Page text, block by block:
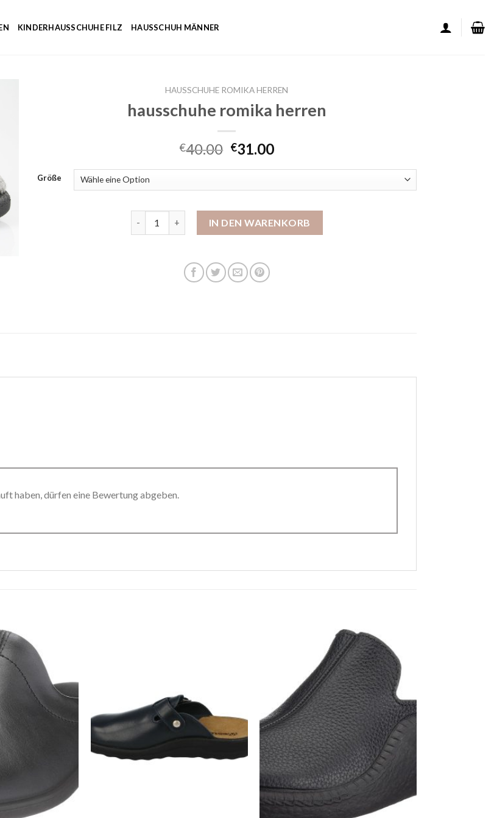
KINDERHAUSSCHUHE FILZ HAUSSCHUH MÄNNER
HAUSSCHUHE ROMIKA HERREN
hausschuhe romika herren
€40.00 €31.00
Größe
IN DEN WARENKORB
haben, dürfen eine Bewertung abgeben.